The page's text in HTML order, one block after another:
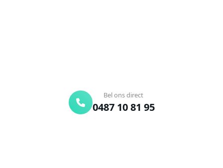
Bel ons direct
0487 10 81 95